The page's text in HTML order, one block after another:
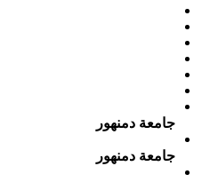
جامعة دمنهور
جامعة دمنهور